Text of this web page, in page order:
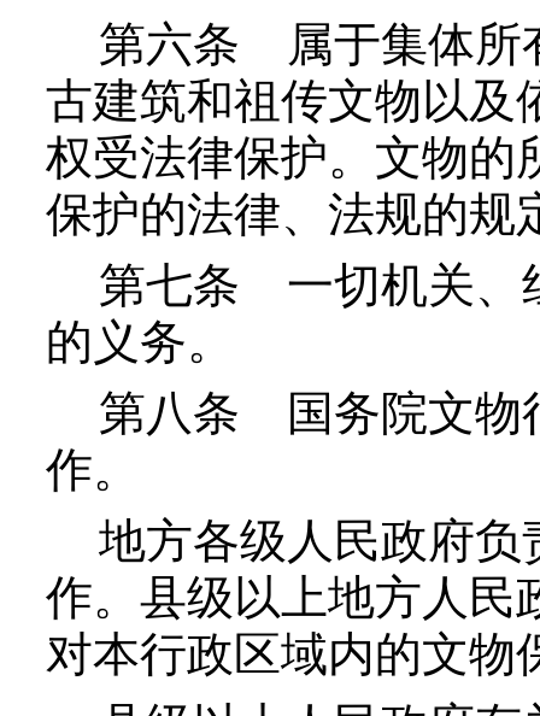
第六条 属于集体所
古建筑和祖传文物以及
权受法律保护。文物的
保护的法律、法规的规
第七条 一切机关、
的义务。
第八条 国务院文物
作。
地方各级人民政府负
作。县级以上地方人民
对本行政区域内的文物